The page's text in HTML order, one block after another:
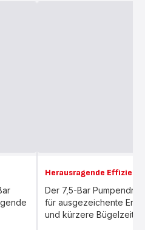
Herausragende Effizienz
Der 7,5-Bar
für ausgezeichente
und kürzere